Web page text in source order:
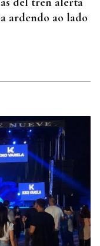
ardendo ao lado
un campo de